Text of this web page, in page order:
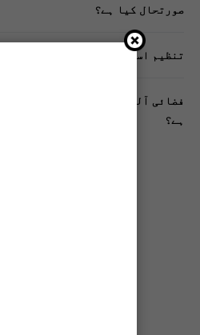
صورتحال کیا ہے؟
تنظیم اسلامی کے زیرِ اہتمام ملک
فضائی آلودگی انسانی دماغ
ہے؟